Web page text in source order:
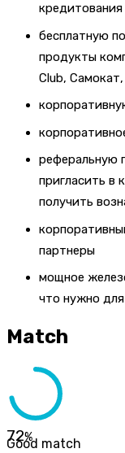
бесплатную
продукты
Club,
реферальную
пригласить в
получить
партнеры
мощное
что нужно
Match
72%
Good match